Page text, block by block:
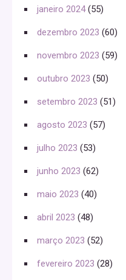
janeiro 2024(55)
dezembro 2023 (60)
novembro 2023 (59)
outubro 2023 (50)
setembro 2023 (51)
agosto 2023 (57)
julho 2023 (53)
junho 2023 (62)
maio 2023 (40)
abril 2023 (48)
março 2023 (52)
fevereiro 2023 (28)